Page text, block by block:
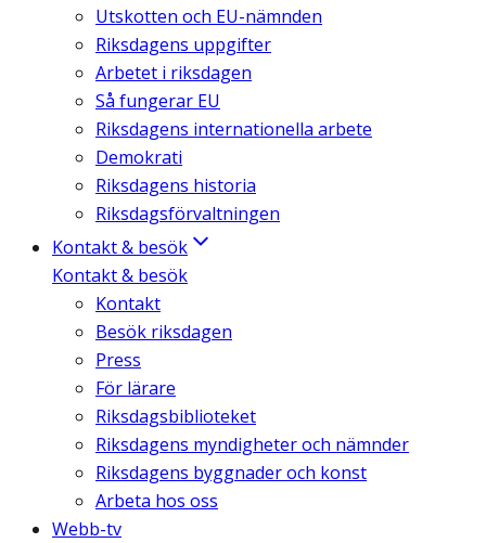
Utskotten och EU-nämnden
Riksdagens uppgifter
Arbetet i riksdagen
Så fungerar EU
Riksdagens internationella arbete
Demokrati
Riksdagens historia
Riksdagsförvaltningen
Kontakt & besök
Kontakt & besök
Kontakt
Besök riksdagen
Press
För lärare
Riksdagsbiblioteket
Riksdagens myndigheter och nämnder
Riksdagens byggnader och konst
Arbeta hos oss
Webb-tv